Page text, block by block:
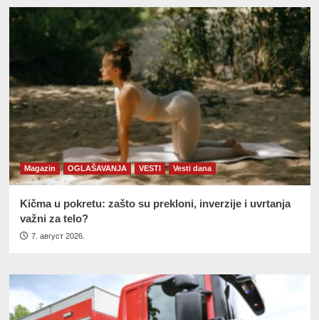
Magazin OGLAŠAVANJA VESTI Vesti dana
Kičma u pokretu: zašto su prekloni, inverzije i uvrtanja
važni za telo?
7. август 2026.